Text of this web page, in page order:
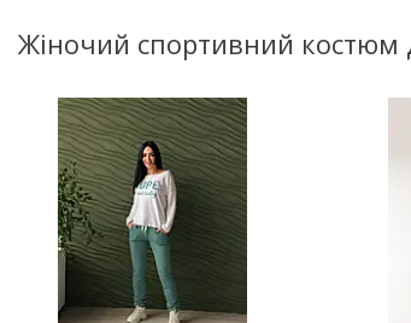
Жіночий спортивний костюм